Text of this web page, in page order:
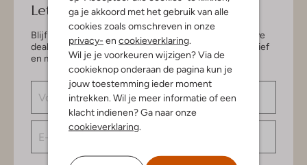
ga je akkoord met het gebruik van alle
cookies zoals omschreven in onze
privacy- en cookieverklaring
Wil je je voorkeuren wijzigen? Via de
cookieknop onderaan de pagina kun je
jouw toestemming ieder moment
intrekken. Wil je meer informatie of een
klacht indienen? Ga naar onze
cookieverklaring
Let's keep in touch!
Blijf op de hoogte van de nieuwste items en exclusieve
deals, speciaal voor jou. Schrijf je in voor de nieuwsbrief
en maak kans op € 150,- shoptegoed.